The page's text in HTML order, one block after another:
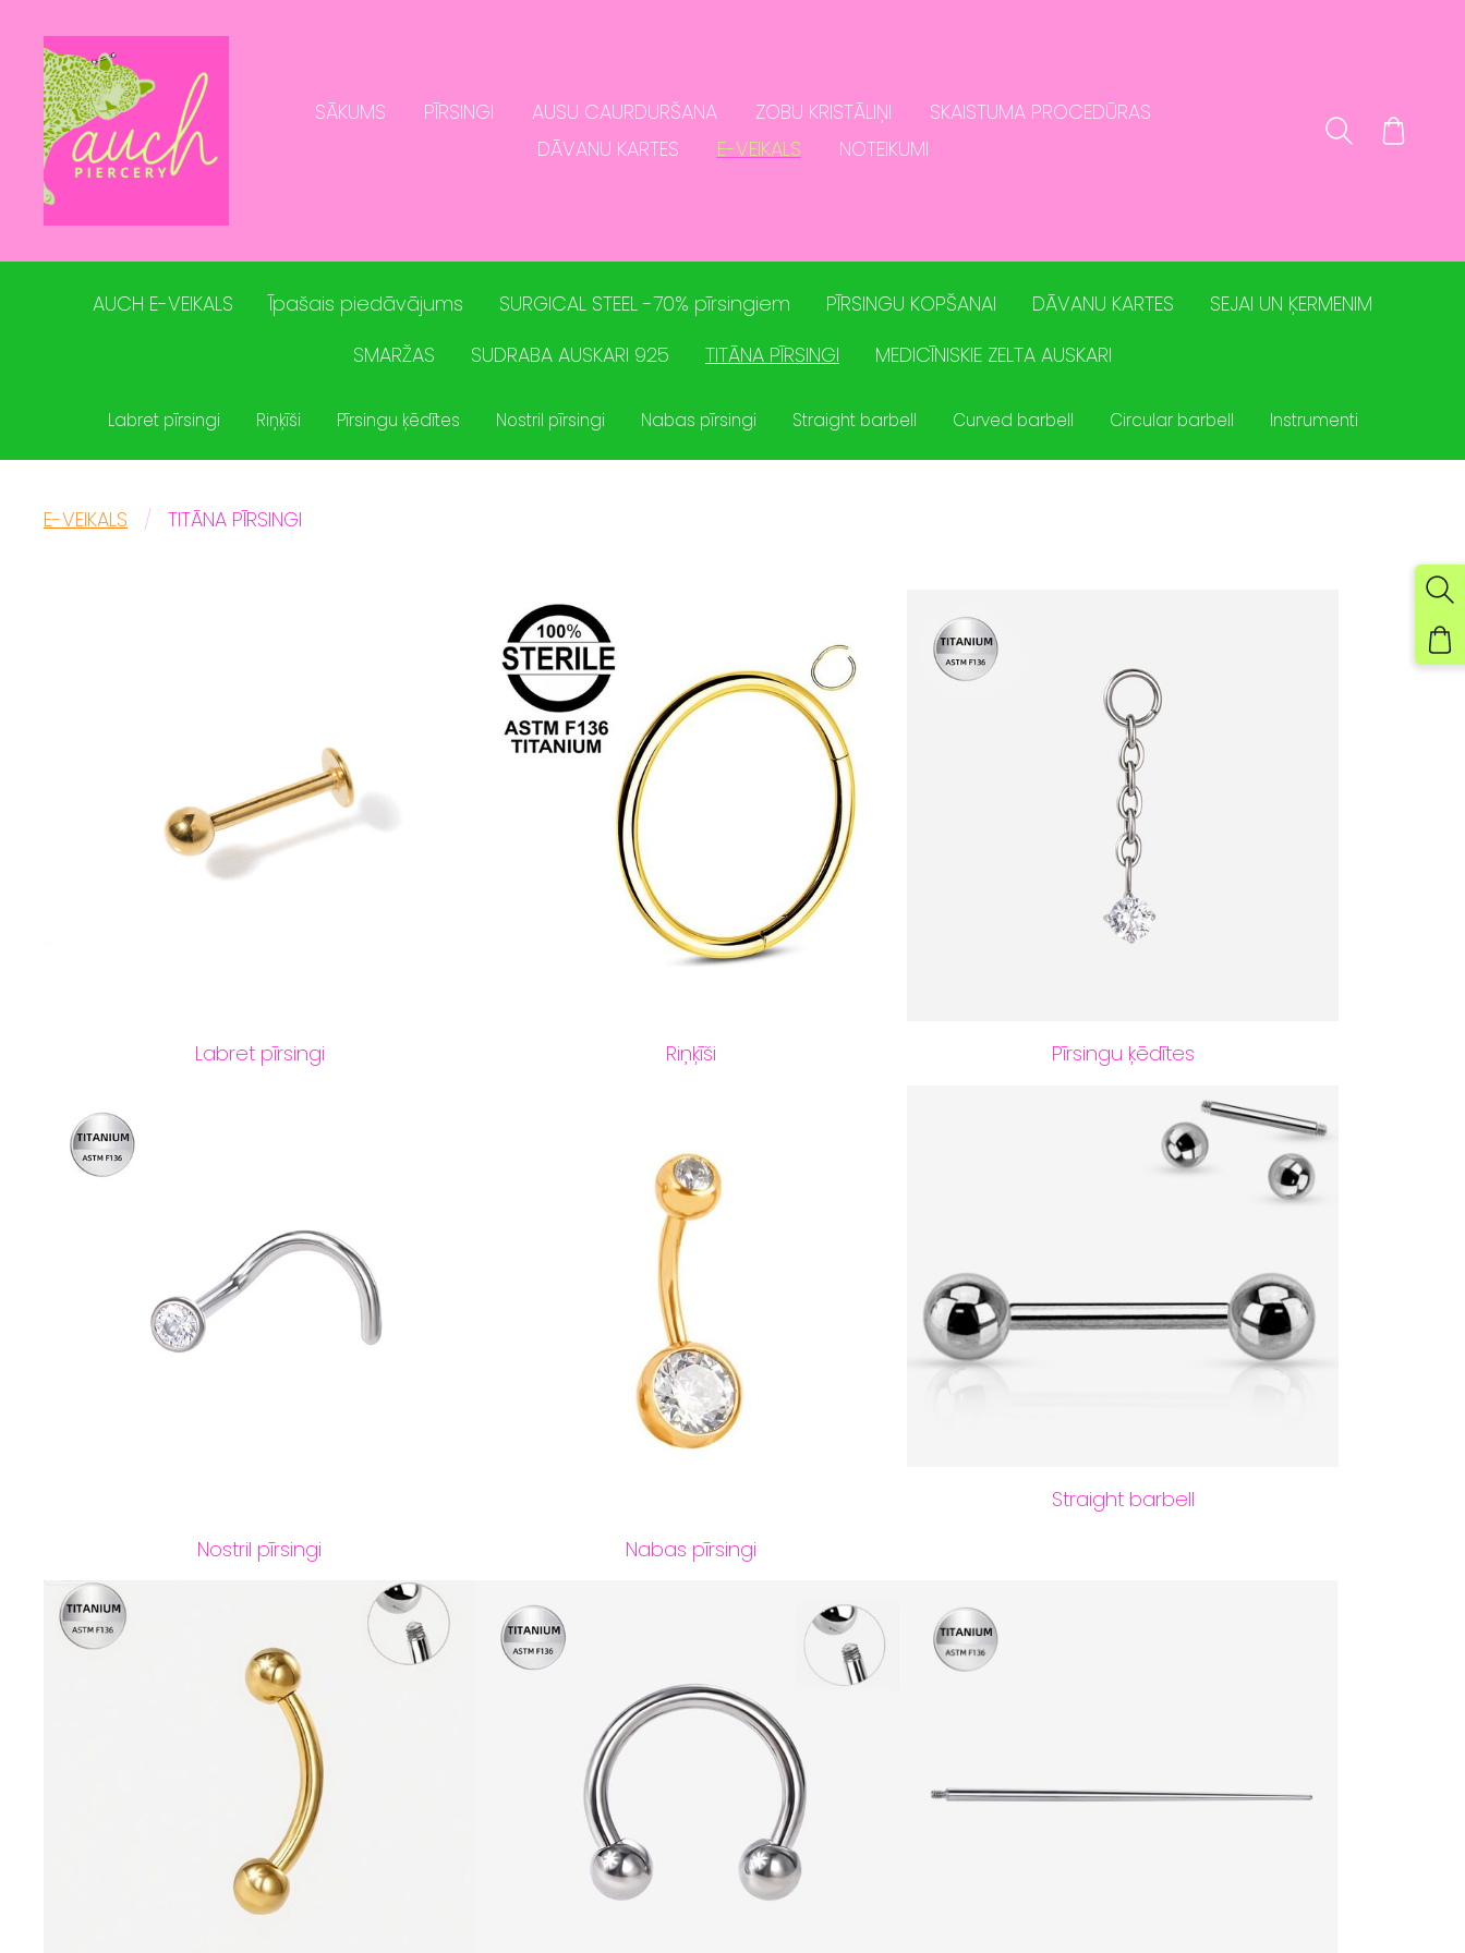
SĀKUMS PĪRSINGI AUSU CAURDURŠANA ZOBU KRISTĀLIŅI
SKAISTUMA PROCEDŪRAS
DĀVANU KARTES
E-VEIKALS NOTEIKUMI
AUCH E-VEIKALS Īpašais piedāvājums SURGICAL STEEL -70% pīrsingiem PĪRSINGU KOPŠANAI DĀVANU KARTES
SEJAI UN ĶERMENIM
SMARŽAS
SUDRABA AUSKARI 925 TITĀNA PĪRSINGI MEDICĪNISKIE ZELTA AUSKARI
Labret pīrsingi Riņķīši Pīrsingu ķēdītes Nostril pīrsingi Nabas pīrsingi Straight barbell Curved barbell Circular barbell Instrumenti
E-VEIKALS TITĀNA PĪRSINGI
Labret pīrsingi Riņķīši Pīrsingu ķēdītes
Nostril pīrsingi Nabas pīrsingi
Straight barbell